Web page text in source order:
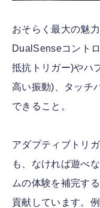
おそらく最大の魅
DualSenseコント
抵抗トリガー)やハ
高い振動)、タッチ
できること。
アダプティブトリ
も、なければ遊べ
ムの体験を補完す
貢献しています。